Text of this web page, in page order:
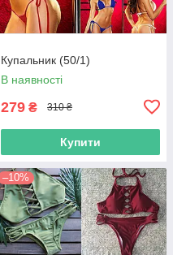
Купальник (50/1)
В наявності
279 ₴ 310 ₴
Купити
–10%